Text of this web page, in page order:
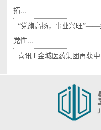
拓...
· “党旗高扬，事业兴旺
党性...
· 喜讯 I 金城医药集团再获